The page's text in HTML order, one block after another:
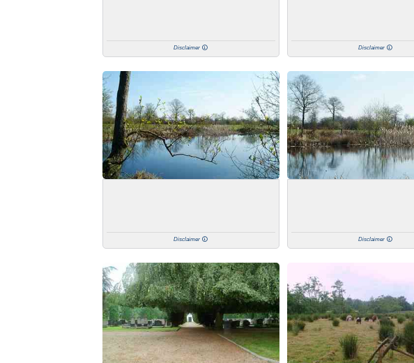
Disclaimer Disclaimer
Disclaimer Disclaimer